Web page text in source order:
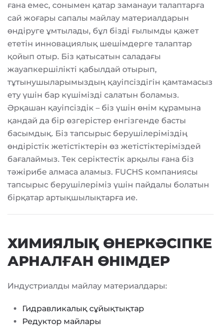
ғана емес, сонымен қатар заманауи талаптарға
сай жоғары сапалы майлау материалдарын
өндіруге ұмтылады, бұл бізді ғылымды қажет
ететін инновациялық шешімдерге талаптар
қойып отыр. Біз қатысатын саладағы
жауапкершілікті қабылдай отырып,
тұтынушыларымыздың қауіпсіздігін қамтамасыз
ету үшін бар күшімізді салатын боламыз.
Әрқашан қауіпсіздік – біз үшін өнім құрамына
қандай да бір өзгерістер енгізгенде басты
басымдық. Біз тапсырыс берушілеріміздің
өндірістік жетістіктерін өз жетістіктеріміздей
бағалаймыз. Тек серіктестік арқылы ғана біз
тәжірибе алмаса аламыз. FUCHS компаниясы
тапсырыс берушілеріміз үшін пайдалы болатын
бірқатар артықшылықтарға ие.
ХИМИЯЛЫҚ ӨНЕРКӘСІПКЕ
АРНАЛҒАН ӨНІМДЕР
Индустриалды майлау материалдары:
Гидравликалық сұйықтықтар
Редуктор майлары